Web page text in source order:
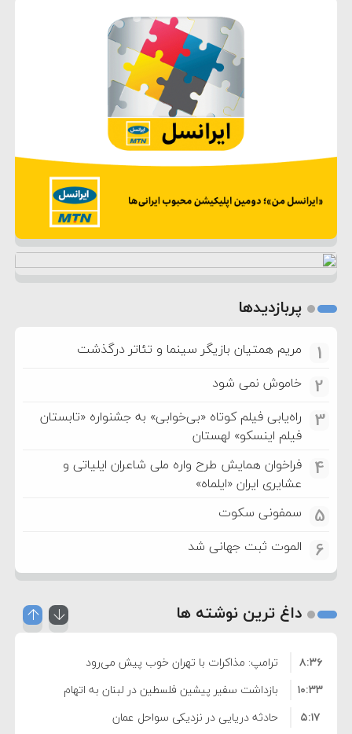
پربازدیدها
1 مریم همتیان بازیگر سینما و تئاتر درگذشت
2 خاموش نمی شود
3
راه‌یابی فیلم کوتاه «بی‌خوابی» به جشنواره «تابستان
فیلم اینسکو» لهستان
4
فراخوان همایش طرح واره ملی شاعران ایلیاتی و
عشایری ایران «ایلماه»
5 سمفونی سکوت
6 الموت ثبت جهانی شد
داغ ترین نوشته ها
ترامپ: مذاکرات با تهران خوب پیش می‌رود
۸:۳۶
بازداشت سفیر پیشین فلسطین در لبنان به اتهام
فساد و اختلاس اموال
۱۰:۳۳
حادثه دریایی در نزدیکی سواحل عمان
۵:۱۷